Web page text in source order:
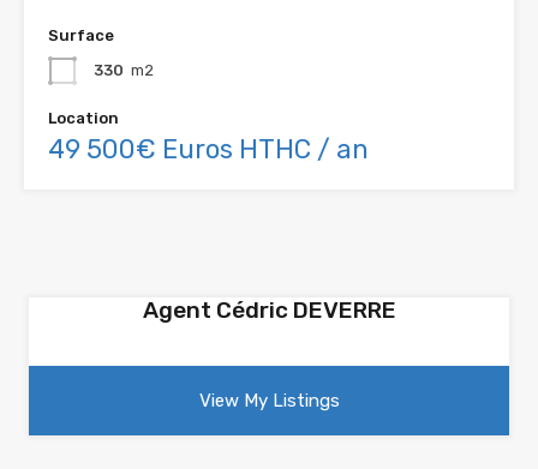
Surface
330 m2
Location
49 500€ Euros HTHC / an
Agent Cédric DEVERRE
View My Listings